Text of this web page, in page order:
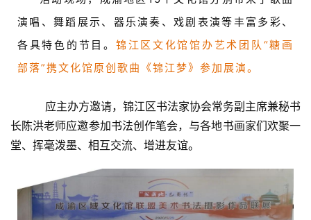
稿
学
法
欣
赏
演唱、舞蹈展示、器乐演奏、戏剧表演等丰富多彩、
各具特色的节目。 锦江区文化馆馆办艺术团队“糖画
部落”携文化馆原创歌曲《锦江梦》参加展演。
应主办方邀请，锦江区书法家协会常务副主席兼秘书
长陈洪老师应邀参加书法创作笔会，与各地书画家们欢聚一
堂、挥毫泼墨、相互交流、增进友谊。